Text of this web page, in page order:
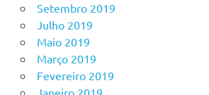
Setembro 2019
Julho 2019
Maio 2019
Março 2019
Fevereiro 2019